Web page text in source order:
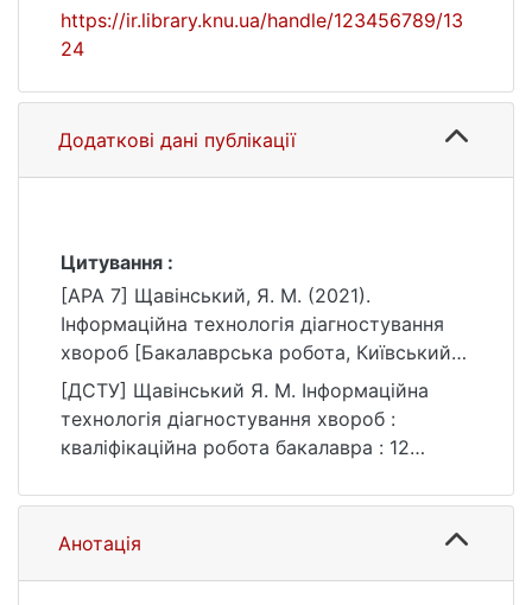
https://ir.library.knu.ua/handle/123456789/13
24
Додаткові дані публікації
Цитування :
[APA 7] Щавінський, Я. М. (2021).
Інформаційна технологія діагностування
хвороб [Бакалаврська робота, Київський
національний університет імені Тараса
Шевченка]. eKNUTSHIR.
https://ir.library.knu.ua/handle/123456789/13
[ДСТУ] Щавінський Я. М. Інформаційна
технологія діагностування хвороб :
кваліфікаційна робота бакалавра : 12
URL:
https://ir.library.knu.ua/handle/123456789/13
24 (дата звернення: 25.07.2026).
Анотація